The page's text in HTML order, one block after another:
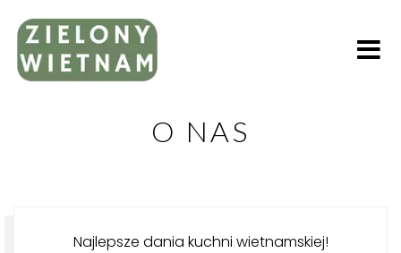
O NAS
Najlepsze dania kuchni wietnamskiej!